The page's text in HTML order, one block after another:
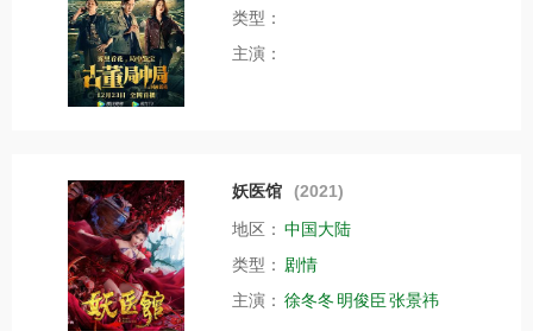
类型：
主演：
妖医馆 (2021)
地区： 中国大陆
类型： 剧情
主演： 徐冬冬 明俊臣张景祎